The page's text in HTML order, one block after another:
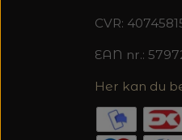
CVR:
EAN nr.:
Her kan du